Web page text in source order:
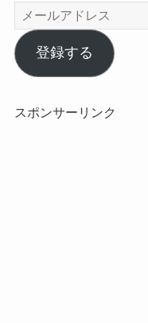
メ
ー
ル
ア
レ
登録する
スポンサーリンク